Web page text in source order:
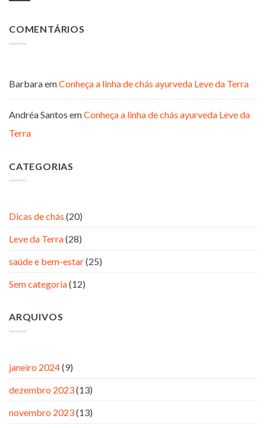
COMENTÁRIOS
BarbaraemConheça a linha de chás ayurveda Leve da Terra
Andréa Santos emConheça a linha de chás ayurveda Leve da
Terra
CATEGORIAS
Dicas de chás (20)
Leve da Terra(28)
saúde e bem-estar(25)
Sem categoria(12)
ARQUIVOS
janeiro 2024(9)
dezembro 2023(13)
novembro 2023(13)